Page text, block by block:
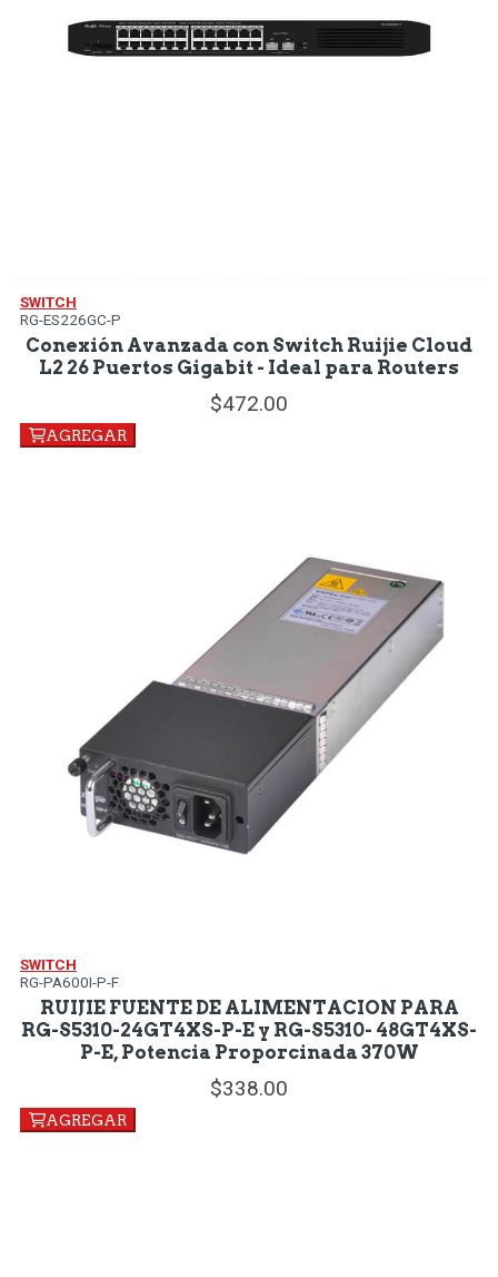
SWITCH
RG-ES226GC-P
Conexión Avanzada con Switch Ruijie Cloud
L2 26 Puertos Gigabit - Ideal para Routers
472.00
AGREGAR
SWITCH
RG-PA600I-P-F
RUIJIE FUENTE DE ALIMENTACION PARA
RG-S5310-24GT4XS-P-E y RG-S5310- 48GT4XS-
P-E, Potencia Proporcinada 370W
338.00
AGREGAR